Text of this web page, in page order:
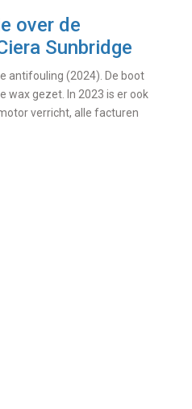
over de
Sunbridge
antifouling (2024). De boot
wax gezet. In 2023 is er ook
verricht, alle facturen